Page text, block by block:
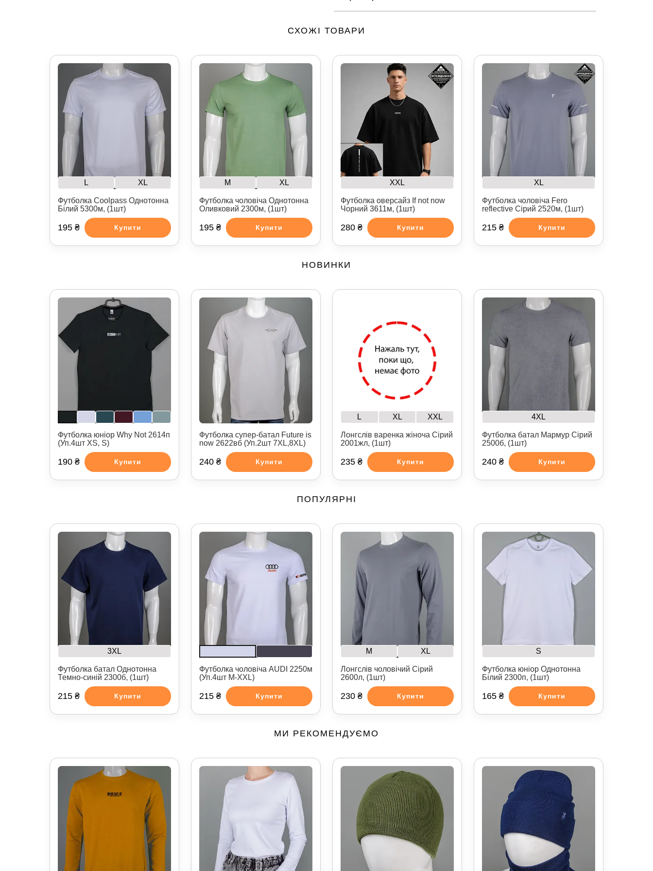
СХОЖІ ТОВАРИ
L XL
Футболка Coolpass Однотонна
Білий 5300м, (1шт)
195 ₴ Купити
M XL
Футболка чоловіча Однотонна
Оливковий 2300м, (1шт)
195 ₴ Купити
XXL
Футболка оверсайз If not now
Чорний 3611м, (1шт)
280 ₴ Купити
XL
Футболка чоловіча Fero
reflective Сірий 2520м, (1шт)
215 ₴ Купити
НОВИНКИ
Футболка юніор Why Not 2614п
(Уп.4шт XS, S)
190 ₴ Купити
Футболка супер-батал Future is
now 2622вб (Уп.2шт 7XL,8XL)
240 ₴ Купити
L XL XXL
Лонгслів варенка жіноча Сірий
2001жл, (1шт)
235 ₴ Купити
4XL
Футболка батал Мармур Сірий
2500б, (1шт)
240 ₴ Купити
ПОПУЛЯРНІ
3XL
Футболка батал Однотонна
Темно-синій 2300б, (1шт)
215 ₴ Купити
Футболка чоловіча AUDI 2250м
(Уп.4шт M-XXL)
215 ₴ Купити
M XL
Лонгслів чоловічий Сірий
2600л, (1шт)
230 ₴ Купити
S
Футболка юніор Однотонна
Білий 2300п, (1шт)
165 ₴ Купити
МИ РЕКОМЕНДУЄМО